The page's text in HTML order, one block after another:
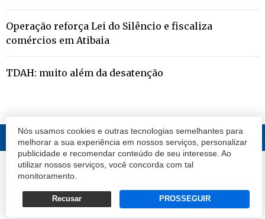
Nós usamos cookies e outras tecnologias semelhantes para
melhorar a sua experiência em nossos serviços, personalizar
publicidade e recomendar conteúdo de seu interesse. Ao
utilizar nossos serviços, você concorda com tal
monitoramento.
Recusar PROSSEGUIR
Operação reforça Lei do Silêncio e fiscaliza
comércios em Atibaia
TDAH: muito além da desatenção
© 2020 Atibaia Hoje.Todos os direitos reservados.Desenvolvido por